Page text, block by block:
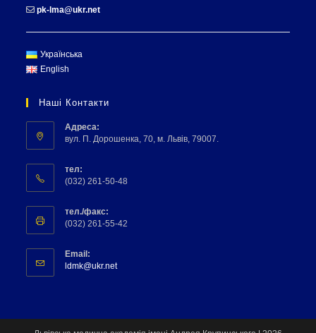
pk-lma@ukr.net
Українська
English
Наші Контакти
Адреса:
вул. П. Дорошенка, 70, м. Львів, 79007.
тел:
(032) 261-50-48
тел./факс:
(032) 261-55-42
Email:
ldmk@ukr.net